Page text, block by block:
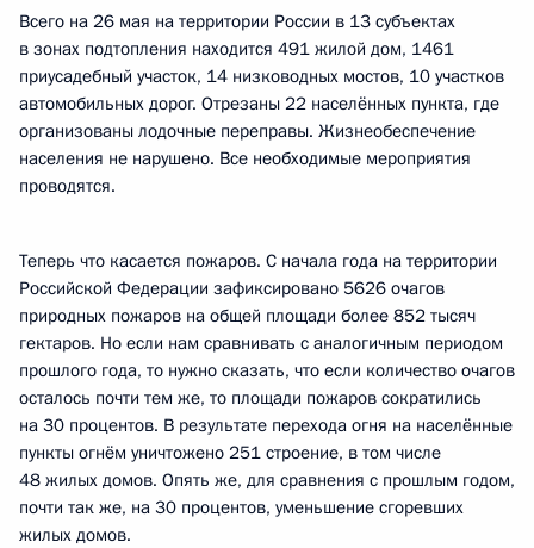
Всего на 26 мая на территории России в 13 субъектах
в зонах подтопления находится 491 жилой дом, 1461
приусадебный участок, 14 низководных мостов, 10 участков
автомобильных дорог. Отрезаны 22 населённых пункта, где
организованы лодочные переправы. Жизнеобеспечение
населения не нарушено. Все необходимые мероприятия
проводятся.
Теперь что касается пожаров. С начала года на территории
Российской Федерации зафиксировано 5626 очагов
природных пожаров на общей площади более 852 тысяч
гектаров. Но если нам сравнивать с аналогичным периодом
прошлого года, то нужно сказать, что если количество очагов
осталось почти тем же, то площади пожаров сократились
на 30 процентов. В результате перехода огня на населённые
пункты огнём уничтожено 251 строение, в том числе
48 жилых домов. Опять же, для сравнения с прошлым годом,
почти так же, на 30 процентов, уменьшение сгоревших
жилых домов.